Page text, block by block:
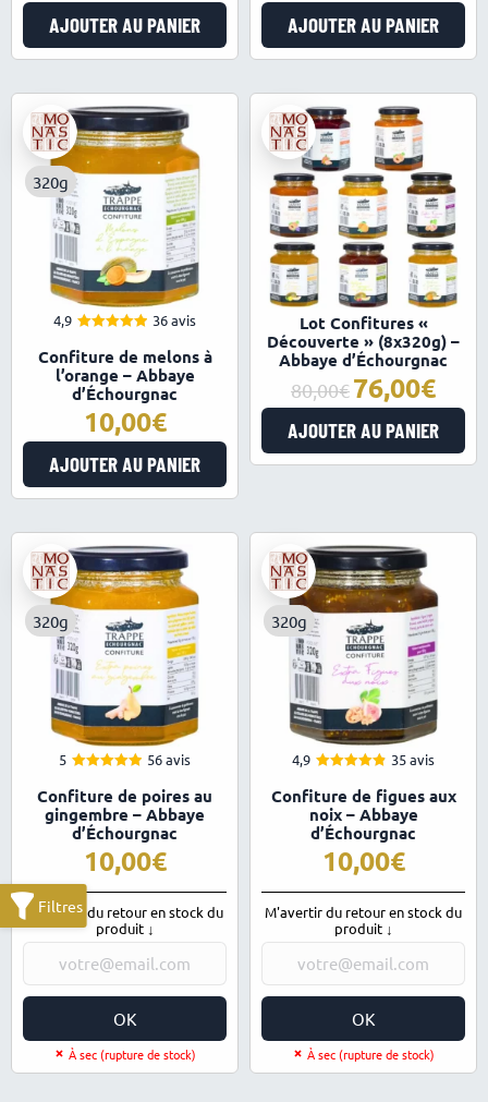
AJOUTER AU PANIER AJOUTER AU PANIER
320g
4,9
sur 5
36 avis
Confiture de melons à
l’orange – Abbaye
d’Échourgnac
10,00
AJOUTER AU PANIER
Lot Confitures «
Découverte » (8x320g) –
Abbaye d’Échourgnac
80,00
Le
prix
initial
était :
76,00
prix
actuel
est :
AJOUTER AU PANIER
320g
5
sur 5
56 avis
Confiture de poires au
gingembre – Abbaye
d’Échourgnac
10,00
M'avertir du retour en stock du
produit ↓
OK
À sec (rupture de stock)
320g
4,9
sur 5
35 avis
Confiture de figues aux
noix – Abbaye
d’Échourgnac
10,00
M'avertir du retour en stock du
produit ↓
OK
À sec (rupture de stock)